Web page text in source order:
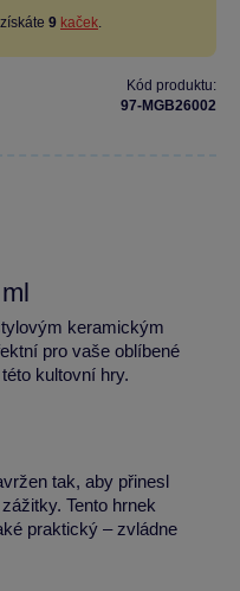
9 kaček.
Kód produktu:
97-MGB26002
keramickým
pro vaše oblíbené
kultovní hry.
tak, aby přinesl
Tento hrnek
praktický – zvládne